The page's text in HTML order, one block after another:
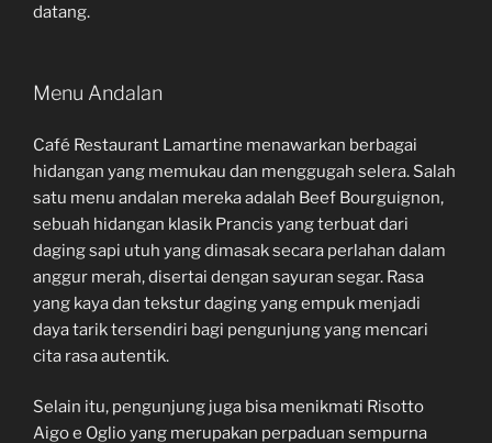
datang.
Menu Andalan
Café Restaurant Lamartine menawarkan berbagai
hidangan yang memukau dan menggugah selera. Salah
satu menu andalan mereka adalah Beef Bourguignon,
sebuah hidangan klasik Prancis yang terbuat dari
daging sapi utuh yang dimasak secara perlahan dalam
anggur merah, disertai dengan sayuran segar. Rasa
yang kaya dan tekstur daging yang empuk menjadi
daya tarik tersendiri bagi pengunjung yang mencari
cita rasa autentik.
Selain itu, pengunjung juga bisa menikmati Risotto
Aigo e Oglio yang merupakan perpaduan sempurna